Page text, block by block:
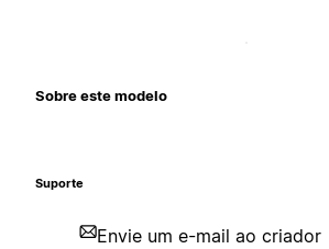
Sobre este modelo
Suporte
Envie um e-mail ao criador